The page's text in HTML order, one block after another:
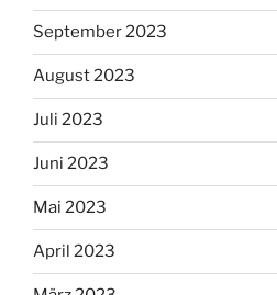
September 2023
August 2023
Juli 2023
Juni 2023
Mai 2023
April 2023